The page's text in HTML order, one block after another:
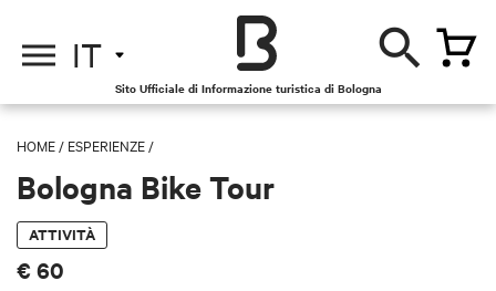
IT
Sito Ufficiale di Informazione turistica di Bologna
HOME / ESPERIENZE /
Bologna Bike Tour
ATTIVITÀ
€ 60